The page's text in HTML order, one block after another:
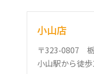
小山店
〒323-0807
小山駅から徒